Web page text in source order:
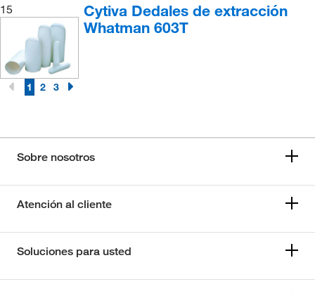
15
Cytiva Dedales de extracción
Whatman 603T
1 2 3
Sobre nosotros
Atención al cliente
Soluciones para usted